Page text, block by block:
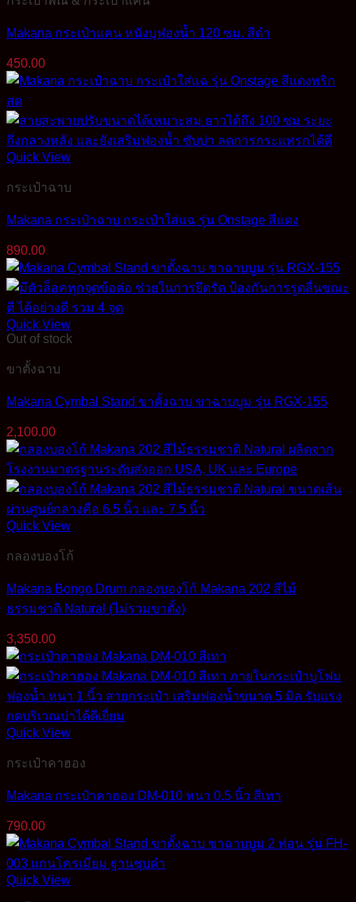
Makana กระเป๋าแคน หนังบุฟองน้ำ 120 ซม. สีดำ
450.00
Quick View
กระเป๋าฉาบ
Makana กระเป๋าฉาบ กระเป๋าใส่แฉ รุ่น Onstage สีแดง
890.00
Quick View
Out of stock
ขาตั้งฉาบ
Makana Cymbal Stand ขาตั้งฉาบ ขาฉาบบูม รุ่น RGX-155
2,100.00
Quick View
กลองบองโก้
Makana Bongo Drum กลองบองโก้ Makana 202 สีไม้
ธรรมชาติ Natural (ไม่รวมขาตั้ง)
3,350.00
Quick View
กระเป๋าคาฮอง
Makana กระเป๋าคาฮอง DM-010 หนา 0.5 นิ้ว สีเทา
790.00
Quick View